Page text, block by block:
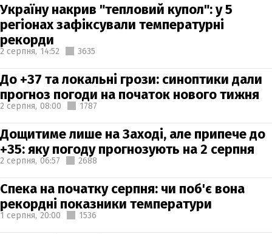
Україну накрив "тепловий купол": у 5
регіонах зафіксували температурні
рекорди
2 серпня, 14:52 3635
До +37 та локальні грози: синоптики дали
прогноз погоди на початок нового тижня
2 серпня, 08:00 1787
Дощитиме лише на Заході, але припече до
+35: яку погоду прогнозують на 2 серпня
2 серпня, 06:57 2688
Спека на початку серпня: чи поб'є вона
рекордні показники температури
1 серпня, 20:00 1536